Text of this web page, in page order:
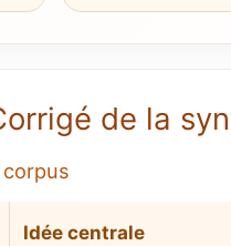
de la
Idée centrale